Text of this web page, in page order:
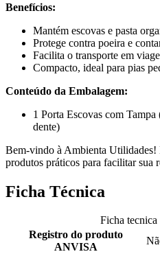
Benefícios:
Mantém escovas e pasta
Protege contra poeira e
Facilita o transporte em
Compacto, ideal para pias
Conteúdo da Embalagem:
1 Porta Escovas com Tampa
dente)
Bem-vindo à Ambienta Utilidades!
produtos práticos para facilitar sua
Ficha Técnica
Ficha
Registro do produto
ANVISA